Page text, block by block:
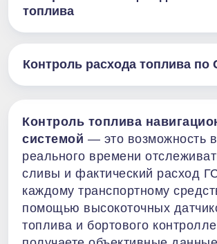
топлива
Контроль расхода топлива по
Контроль топлива
системой — это возможность
реального времени
сливы и фактический расход
каждому транспортному
помощью высокоточных
топлива и бортового